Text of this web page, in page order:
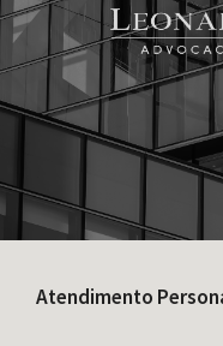
Atendimento